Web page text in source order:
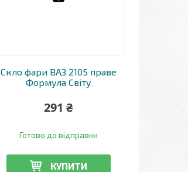
Скло фари ВАЗ 2105 праве
Формула Світу
291 ₴
Готово до відправки
КУПИТИ